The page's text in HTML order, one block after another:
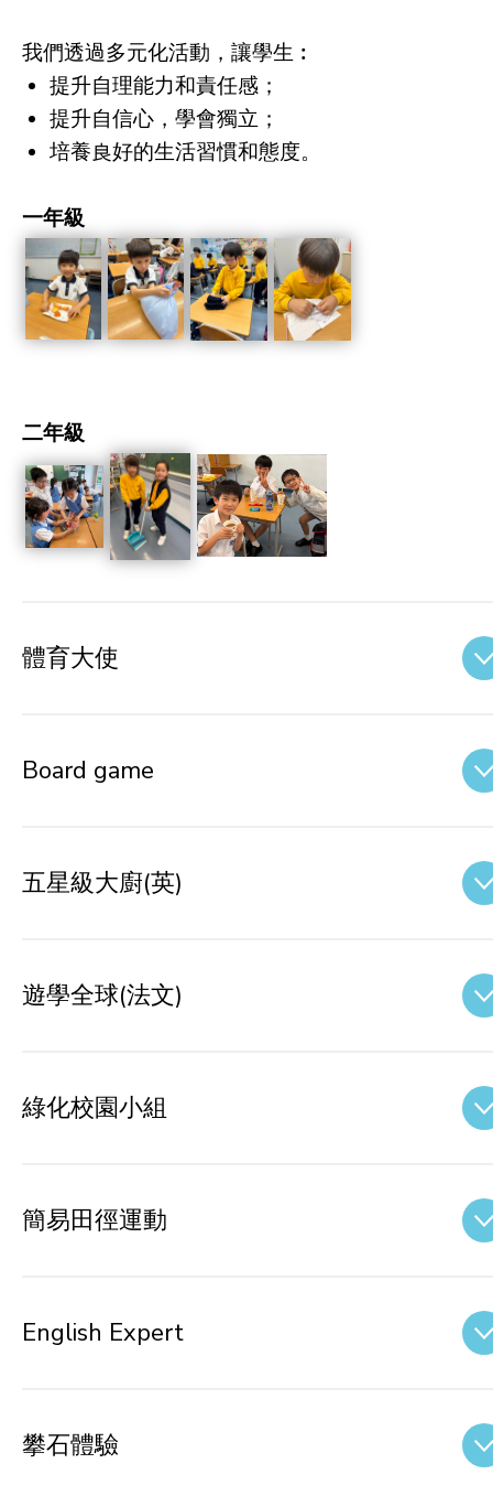
我們透過多元化活動，讓學生︰
提升自理能力和責任感；
提升自信心，學會獨立；
培養良好的生活習慣和態度。
一年級
二年級
體育大使
Board game
五星級大廚(英)
遊學全球(法文)
綠化校園小組
簡易田徑運動
English Expert
攀石體驗